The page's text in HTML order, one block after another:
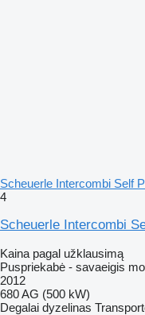
Scheuerle Intercombi Self
4
Scheuerle Intercombi
Kaina pagal užklausimą
Puspriekabė - savaeigis
2012
680 AG (500 kW)
Degalai dyzelinas